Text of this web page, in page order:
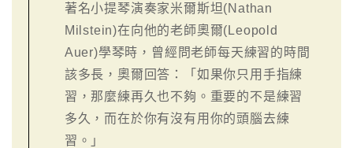
著名小提琴演奏家米爾斯坦(Nathan
Milstein)在向他的老師奧爾(Leopold
Auer)學琴時，曾經問老師每天練習的時間
該多長，奧爾回答：「如果你只用手指練
習，那麼練再久也不夠。重要的不是練習
多久，而在於你有沒有用你的頭腦去練
習。」